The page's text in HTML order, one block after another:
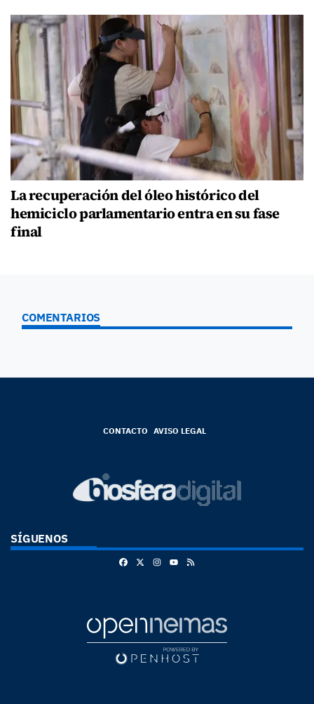
La recuperación del óleo histórico del
hemiciclo parlamentario entra en su fase
final
COMENTARIOS
CONTACTO AVISO LEGAL
SÍGUENOS
FacebookInstagram